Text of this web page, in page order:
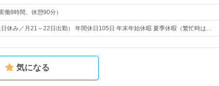
働8時間、休憩90分）
休み／月21～22日出勤） 年間休日105日 年末年始休暇 夏季休暇（繁忙時は…
気になる